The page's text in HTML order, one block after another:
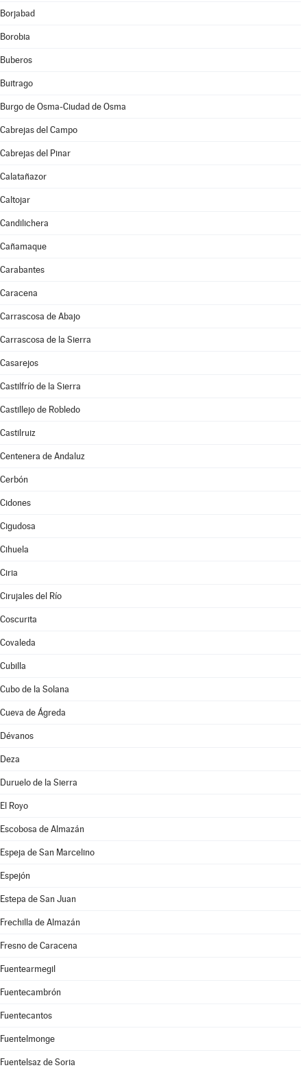
Borjabad
Borobia
Buberos
Buitrago
Burgo de Osma-Ciudad de Osma
Cabrejas del Campo
Cabrejas del Pinar
Calatañazor
Caltojar
Candilichera
Cañamaque
Carabantes
Caracena
Carrascosa de Abajo
Carrascosa de la Sierra
Casarejos
Castilfrío de la Sierra
Castillejo de Robledo
Castilruiz
Centenera de Andaluz
Cerbón
Cidones
Cigudosa
Cihuela
Ciria
Cirujales del Río
Coscurita
Covaleda
Cubilla
Cubo de la Solana
Cueva de Ágreda
Dévanos
Deza
Duruelo de la Sierra
El Royo
Escobosa de Almazán
Espeja de San Marcelino
Espejón
Estepa de San Juan
Frechilla de Almazán
Fresno de Caracena
Fuentearmegil
Fuentecambrón
Fuentecantos
Fuentelmonge
Fuentelsaz de Soria